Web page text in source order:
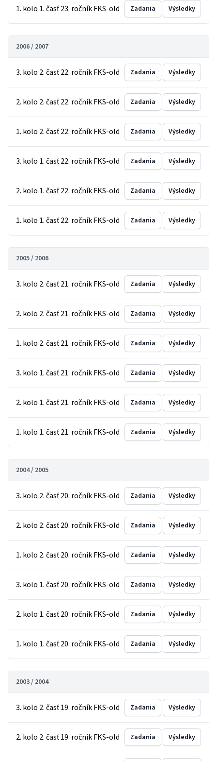
1. kolo 1. časť 23. ročník FKS-old Zadania Výsledky
2006 / 2007
3. kolo 2. časť 22. ročník FKS-old Zadania Výsledky
2. kolo 2. časť 22. ročník FKS-old Zadania Výsledky
1. kolo 2. časť 22. ročník FKS-old Zadania Výsledky
3. kolo 1. časť 22. ročník FKS-old Zadania Výsledky
2. kolo 1. časť 22. ročník FKS-old Zadania Výsledky
1. kolo 1. časť 22. ročník FKS-old Zadania Výsledky
2005 / 2006
3. kolo 2. časť 21. ročník FKS-old Zadania Výsledky
2. kolo 2. časť 21. ročník FKS-old Zadania Výsledky
1. kolo 2. časť 21. ročník FKS-old Zadania Výsledky
3. kolo 1. časť 21. ročník FKS-old Zadania Výsledky
2. kolo 1. časť 21. ročník FKS-old Zadania Výsledky
1. kolo 1. časť 21. ročník FKS-old Zadania Výsledky
2004 / 2005
3. kolo 2. časť 20. ročník FKS-old Zadania Výsledky
2. kolo 2. časť 20. ročník FKS-old Zadania Výsledky
1. kolo 2. časť 20. ročník FKS-old Zadania Výsledky
3. kolo 1. časť 20. ročník FKS-old Zadania Výsledky
2. kolo 1. časť 20. ročník FKS-old Zadania Výsledky
1. kolo 1. časť 20. ročník FKS-old Zadania Výsledky
2003 / 2004
3. kolo 2. časť 19. ročník FKS-old Zadania Výsledky
2. kolo 2. časť 19. ročník FKS-old Zadania Výsledky